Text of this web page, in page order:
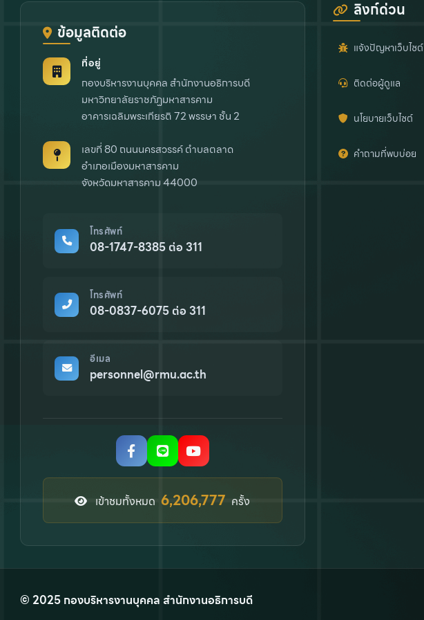
ข้อมูลติดต่อ
ที่อยู่
กองบริหารงานบุคคล สำนักงานอธิการบดี
มหาวิทยาลัยราชภัฏมหาสารคาม
อาคารเฉลิมพระเกียรติ 72 พรรษา ชั้น 2
เลขที่ 80 ถนนนครสวรรค์ ตำบลตลาด
อำเภอเมืองมหาสารคาม
จังหวัดมหาสารคาม 44000
โทรศัพท์
08-1747-8385 ต่อ 311
โทรศัพท์
08-0837-6075 ต่อ 311
อีเมล
personnel@rmu.ac.th
เข้าชมทั้งหมด 7,910,598 ครั้ง
ลิงก์ด่วน
แจ้งปัญหาเว็บไซต์
ติดต่อผู้ดูแล
นโยบายเว็บไซต์
คำถามที่พบบ่อย
© 2025 กองบริหารงานบุคคล สำนักงานอธิการบดี